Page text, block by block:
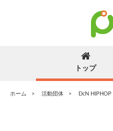
トップ
ホーム 活動団体 DcN HIPHOP